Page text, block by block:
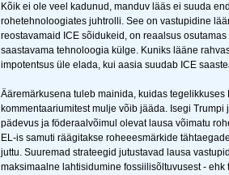
Kõik ei ole veel kadunud, manduv lääs ei suuda
rohetehnoloogiates juhtrolli. See on vastupidine
reostavamaid ICE sõidukeid, on reaalsus
saastavama tehnoloogia külge. Kuniks lääne
impotentsus üle elada, kui aasia suudab ICE
Ääremärkusena tuleb mainida, kuidas
kommentaariumitest mulje võib jääda. Isegi
pädevus ja föderaalvõimul olevat lausa võimatu
EL-is samuti räägitakse roheeesmärkide
juttu. Suuremad strateegid jutustavad lausa
maksimaalne lahtisidumine fossiilisõltuvusest -